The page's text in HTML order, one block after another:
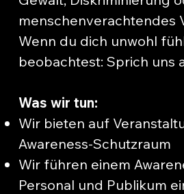
menschenverachtendes
Wenn du dich unwohl
beobachtest: Sprich uns
Was wir tun:
Wir bieten auf
Awareness-Schutzraum
Wir führen einem
Personal und Publikum